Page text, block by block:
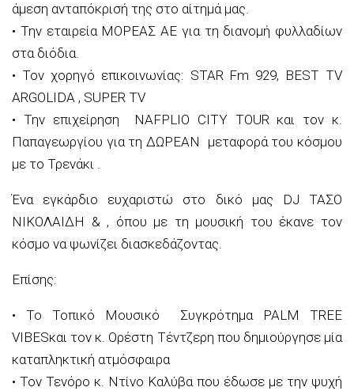
άμεση ανταπόκρισή της στο αίτημά μας.
• Την εταιρεία ΜΟΡΕΑΣ ΑΕ για τη διανομή φυλλαδίων
στα διόδια.
• Τον χορηγό επικοινωνίας: STAR Fm 929, BEST TV
ARGOLIDA , SUPER TV
• Την επιχείρηση NAFPLIO CITY TOUR και τον κ.
Παπαγεωργίου για τηΔΩΡΕΑΝ μεταφορά του κόσμου
με το Τρενάκι .
Ένα εγκάρδιο ευχαριστώ στο δικό μας
DJ ΤΑΣΟ
ΝΙΚΟΛΑΙΔΗ & , όπου με τη μουσική του έκανε τον
κόσμο να ψωνίζει διασκεδάζοντας.
Επίσης:
• Το Τοπικό Μουσικό Συγκρότημα PALM
TREE
VIBESκαι τον κ. Ορέστη Τέντζερη που δημιούργησε μία
καταπληκτική ατμόσφαιρα
• Τον Τενόρο κ. Ντίνο Καλύβα που έδωσε με την ψυχή